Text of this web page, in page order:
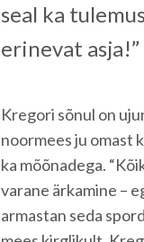
seal ka
erinevat asja!”
Kregori sõnul on
noormees ju omast
ka mõõnadega.
varane ärkamine –
armastan seda